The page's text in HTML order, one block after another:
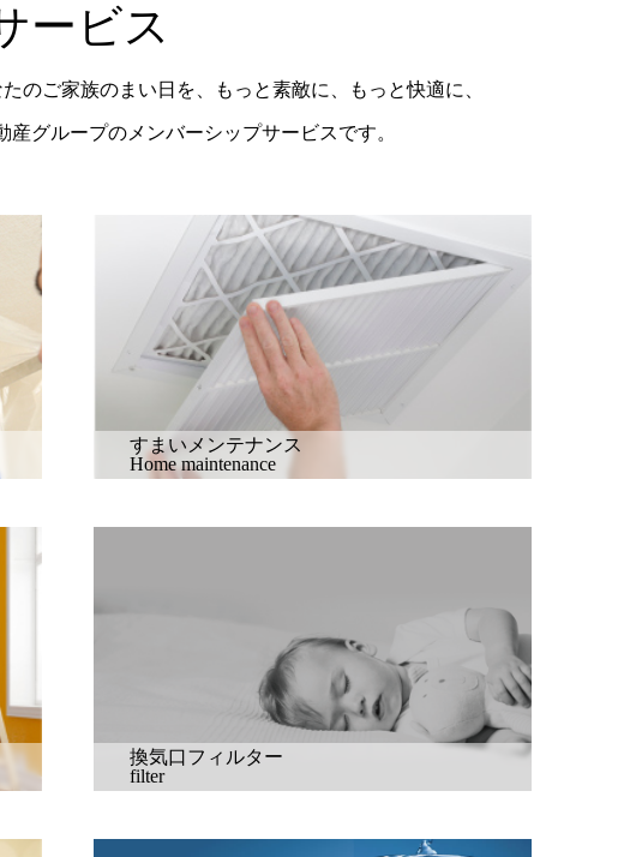
ービス
のご家族のまい日を、もっと素敵に、もっと快適に、
グループのメンバーシップサービスです。
すまいメンテナンス
Home maintenance
換気口フィルター
filter